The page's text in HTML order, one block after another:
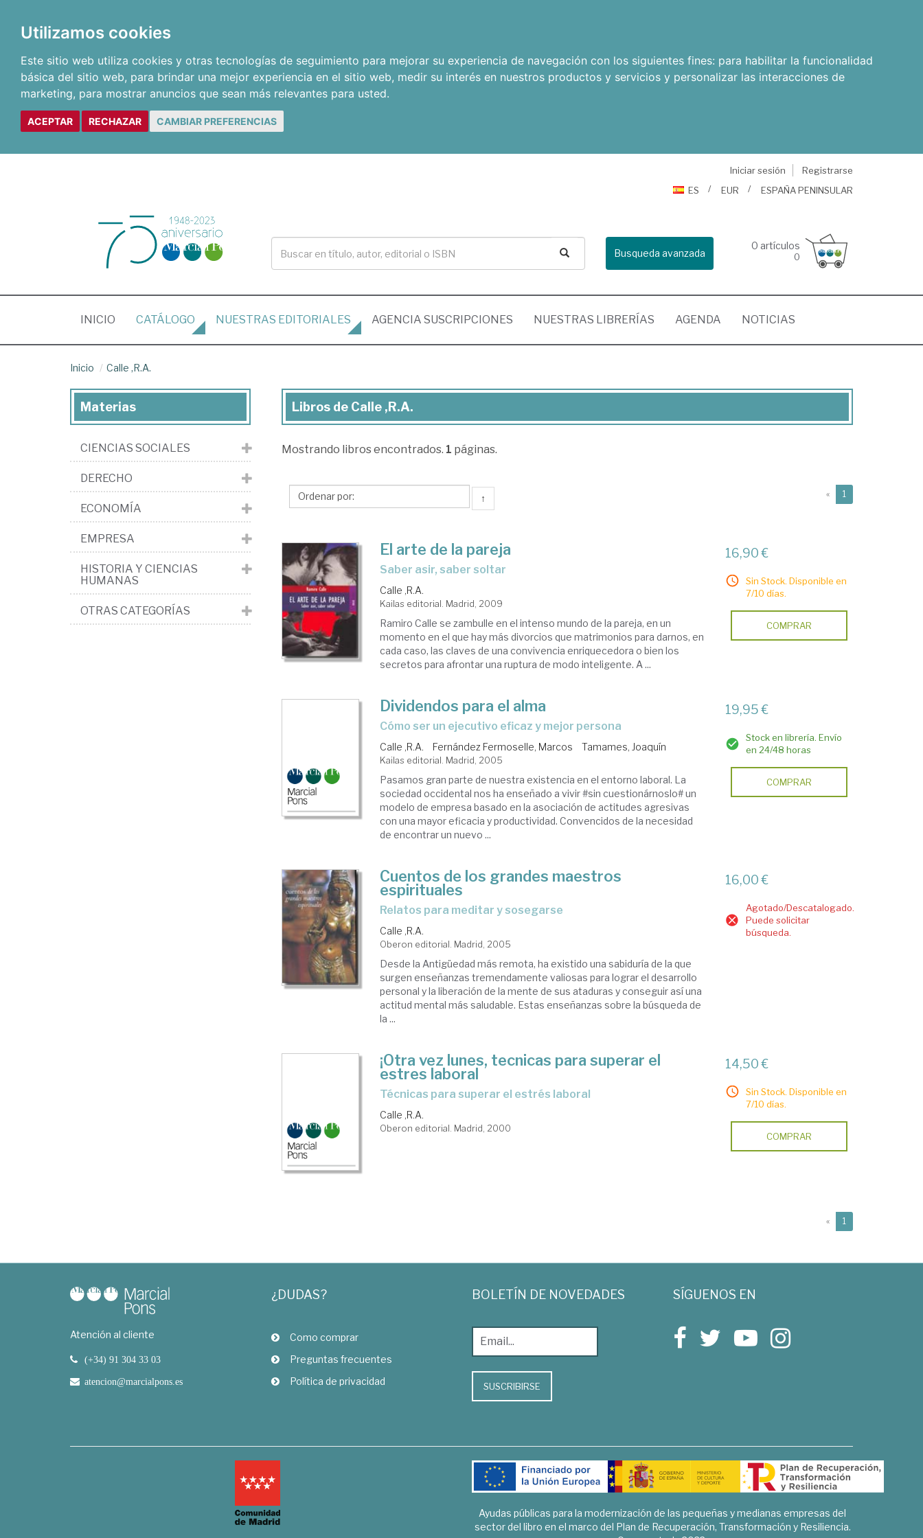
Utilizamos cookies
Este sitio web utiliza cookies y otras tecnologías de seguimiento para mejorar su experiencia de navegación con los siguientes fines: para habilitar la funcionalidad
básica del sitio web, para brindar una mejor experiencia en el sitio web, medir su interés en nuestros productos y servicios y personalizar las interacciones de
marketing, para mostrar anuncios que sean más relevantes para usted.
ACEPTAR RECHAZAR CAMBIAR PREFERENCIAS
Iniciar sesión
Registrarse
ES
EUR ESPAÑA PENINSULAR
Busqueda avanzada
0 artículos
0
INICIO (CURRENT)
CATÁLOGO NUESTRAS EDITORIALES AGENCIA SUSCRIPCIONES NUESTRAS LIBRERÍAS AGENDA NOTICIAS
Inicio Calle ,R.A.
Libros
Calle
Libros de Calle ,R.A.
Mostrando libros encontrados. 1 páginas.
↑ « 1
El arte de la pareja
saber asir, saber soltar
Calle ,R.A.
Kailas editorial. Madrid, 2009
Ramiro Calle se zambulle en el intenso mundo de la pareja, en un
momento en el que hay más divorcios que matrimonios para darnos, en
cada caso, las claves de una convivencia enriquecedora o bien los
secretos para afrontar una ruptura de modo inteligente. A ...
16,90 €
Sin Stock. Disponible en
7/10 días.
COMPRAR
Dividendos para el alma
cómo ser un ejecutivo eficaz y mejor persona
Calle ,R.A. Fernández Fermoselle, Marcos Tamames, Joaquín
Kailas editorial. Madrid, 2005
Pasamos gran parte de nuestra existencia en el entorno laboral. La
sociedad occidental nos ha enseñado a vivir #sin cuestionárnoslo# un
modelo de empresa basado en la asociación de actitudes agresivas
con una mayor eficacia y productividad. Convencidos de la necesidad
de encontrar un nuevo ...
19,95 €
Stock en librería. Envío
en 24/48 horas
COMPRAR
Cuentos de los grandes maestros
espirituales
relatos para meditar y sosegarse
Calle ,R.A.
Oberon editorial. Madrid, 2005
Desde la Antigüedad más remota, ha existido una sabiduría de la que
surgen enseñanzas tremendamente valiosas para lograr el desarrollo
personal y la liberación de la mente de sus ataduras y conseguir así una
actitud mental más saludable. Estas enseñanzas sobre la búsqueda de
la ...
16,00 €
Agotado/Descatalogado.
Puede solicitar
búsqueda.
¡Otra vez lunes, tecnicas para superar el
estres laboral
técnicas para superar el estrés laboral
Calle ,R.A.
Oberon editorial. Madrid, 2000
14,50 €
Sin Stock. Disponible en
7/10 días.
COMPRAR
« 1
Materias
CIENCIAS SOCIALES
DERECHO
ECONOMÍA
EMPRESA
HISTORIA Y CIENCIAS
HUMANAS
OTRAS CATEGORÍAS
Atención al cliente
(+34) 91 304 33 03
atencion@marcialpons.es
¿DUDAS?
Como comprar
Preguntas frecuentes
Política de privacidad
BOLETÍN DE NOVEDADES
SUSCRIBIRSE
SÍGUENOS EN
Ayudas públicas para la modernización de las pequeñas y medianas empresas del
sector del libro en el marco del Plan de Recuperación, Transformación y Resiliencia.